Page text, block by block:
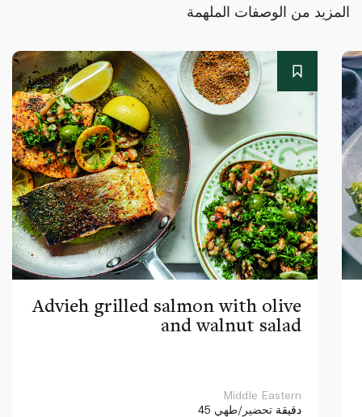
المزيد من الوصفات الملهمة
Advieh grilled salmon with olive
and walnut salad
Middle Eastern
45 دقيقة تحضير/طهي